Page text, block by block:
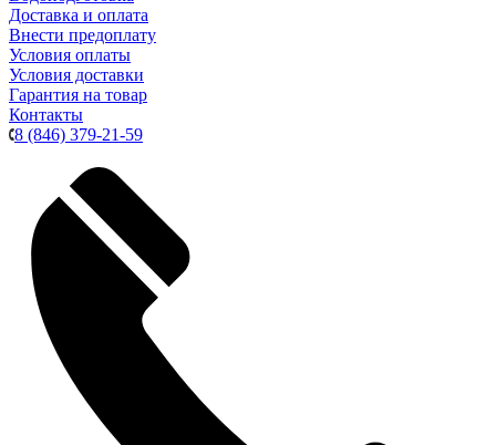
Доставка и оплата
Внести предоплату
Условия оплаты
Условия доставки
Гарантия на товар
Контакты
8 (846) 379-21-59